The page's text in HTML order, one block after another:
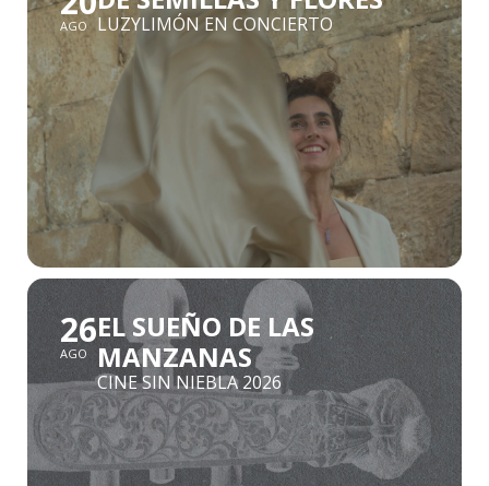
AGO LUZYLIMÓN EN CONCIERTO
26
AGO
EL SUEÑO DE LAS
MANZANAS
CINE SIN NIEBLA 2026